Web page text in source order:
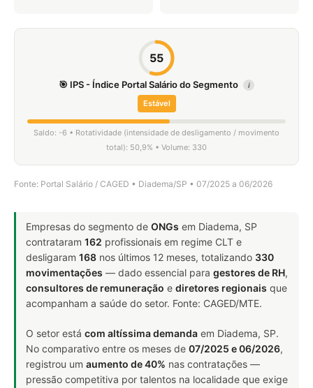
55
🎯 IPS - Índice Portal Salário do Segmento i
Estável
Saldo: -6 • Rotatividade (intensidade de desligamento / movimento
total): 50,9% • Volume: 330
Fonte: Portal Salário / CAGED • Diadema/SP • 07/2025 a 06/2026
Empresas do segmento de ONGs em Diadema, SP
contrataram 162 profissionais em regime CLT e
desligaram 168 nos últimos 12 meses, totalizando 330
movimentações — dado essencial para gestores de RH,
consultores de remuneração e diretores regionais que
acompanham a saúde do setor. Fonte: CAGED/MTE.
O setor está com altíssima demanda em Diadema, SP.
No comparativo entre os meses de 07/2025 e 06/2026,
registrou um aumento de 40% nas contratações —
pressão competitiva por talentos na localidade que exige